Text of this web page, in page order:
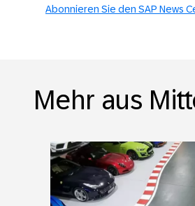
Abonnieren Sie den SAP News
Mehr aus